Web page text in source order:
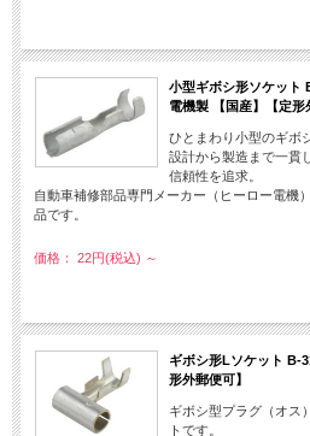
小型ギボシ形ソケット
電機製 【国産】【定形
ひとまわり小型のギボ
設計から製造まで一貫
信頼性を追求。
自動車補修部品専門メーカー（ヒーロー電機
品です。
価格： 22円(税込) ～
ギボシ形Lソケット B-
形外郵便可】
ギボシ型プラグ（オス
トです。